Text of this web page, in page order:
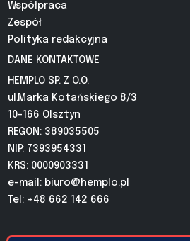
Współpraca
Zespół
Polityka redakcyjna
DANE KONTAKTOWE
HEMPLO SP. Z O.O.
ul.Marka Kotańskiego 8/3
10-166 Olsztyn
REGON: 389035505
NIP: 7393954331
KRS: 0000903331
e-mail: biuro@hemplo.pl
Tel: +48 662 142 666